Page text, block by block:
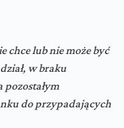
chce lub nie może być
w braku
do przypadających